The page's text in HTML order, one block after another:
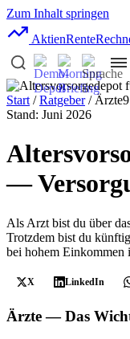
Zum Inhalt springen
AktienRente
Start /Ratgeber/ Ärzte
Stand: Juni 2026
—
Als Arzt bist du über
Trotzdem bist du
bei hohem Einkommen
X LinkedIn
Ärzte — Das